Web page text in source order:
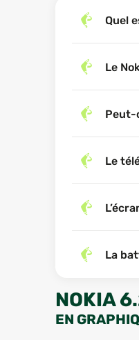
Quel
Le
Peut-
Le
La
NOKIA
EN